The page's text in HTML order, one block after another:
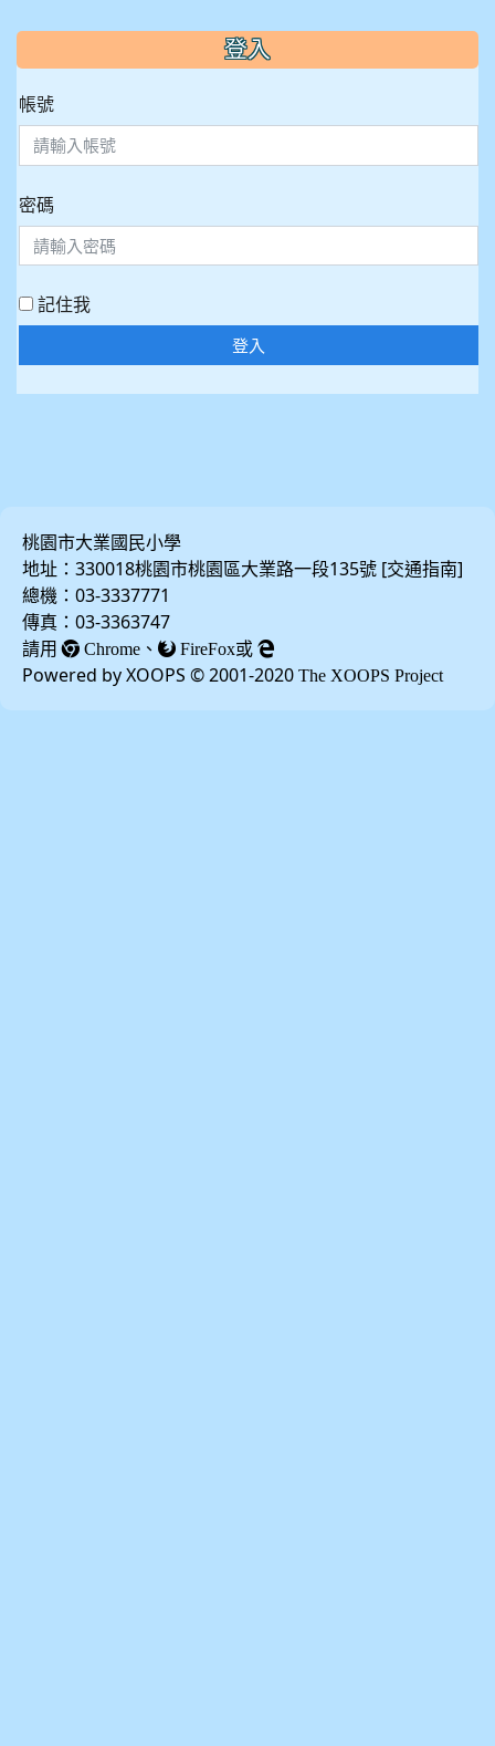
::: 登入
帳號
密碼
記住我
登入
桃園市大業國民小學
地址：330018桃園市桃園區大業路一段135號 [交通指南]
總機：03-3337771
傳真：03-3363747
請用
Chrome 、 FireFox或
Powered by XOOPS © 2001-2020 The XOOPS Project